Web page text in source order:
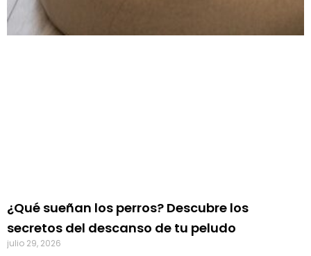
¿Qué sueñan los perros? Descubre los
secretos del descanso de tu peludo
julio 29, 2026